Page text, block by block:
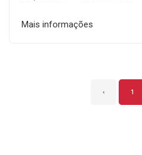
Mais informações
‹ 1